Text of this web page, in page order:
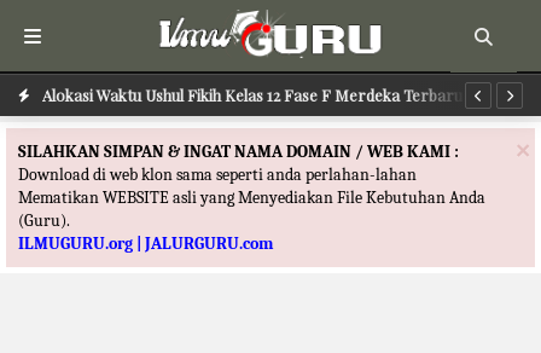
Alokasi Waktu Ushul Fikih Kelas 12 Fase F Merdeka Terbaru
Alokasi Waktu Ilmu Tafsir Kelas 12 Fase F Merdeka Terbaru
×
SILAHKAN SIMPAN & INGAT NAMA DOMAIN / WEB KAMI :
Download di web klon sama seperti anda perlahan-lahan
Mematikan WEBSITE asli yang Menyediakan File Kebutuhan Anda
(Guru).
ILMUGURU.org | JALURGURU.com